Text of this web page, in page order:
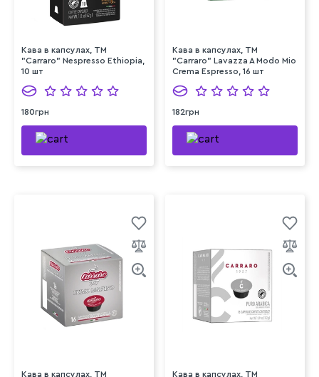
Кава в капсулах, ТМ
"Carraro" Nespresso Ethiopia,
10 шт
180грн
Кава в капсулах, TM
"Carraro" Lavazza A Modo Mio
Crema Espresso, 16 шт
182грн
Кава в капсулах, TM
Кава в капсулах, TM